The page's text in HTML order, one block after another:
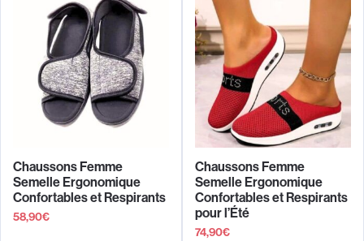
Chaussons Femme
Semelle Ergonomique
Confortables et Respirants
58,90€
Chaussons Femme
Semelle Ergonomique
Confortables et Respirants
pour l’Été
74,90€